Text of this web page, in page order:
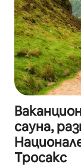
сауна,
Тросакс